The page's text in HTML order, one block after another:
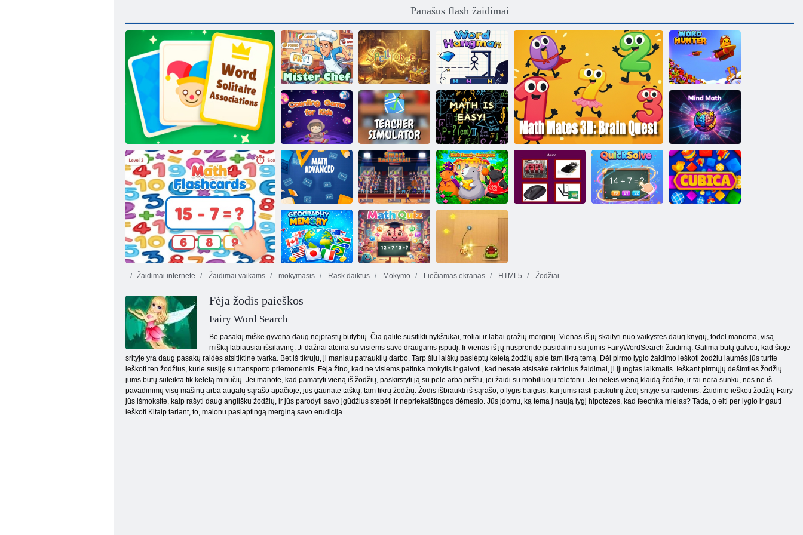
Panašūs flash žaidimai
Žodžių asociacijos Solitaire
Ponas virėjas Spellforge
Žodis
pakaruoklis
Žodžių
medžiotojas
Skaičiavimas
vaikams
Mokytojo
simuliatorius
Matematinės kortelės
Matematika
lengva!
Proto
matematika
Išplėstinė
matematika
Išmanusis
krepšinis
Žiurkės namas –
Nonograma
Geografinė
Žaidimai internete Žaidimai vaikams mokymasis Rask daiktus Mokymo Liečiamas ekranas HTML5 Žodžiai
Fėja žodis paieškos
Fairy Word Search
Be pasakų miške gyvena daug neįprastų būtybių. Čia galite susitikti nykštukai, troliai ir labai gražių merginų. Vienas iš jų skaityti nuo vaikystės daug knygų, todėl manoma, visą
mišką labiausiai išsilavinę. Ji dažnai ateina su visiems savo draugams įspūdį. Ir vienas iš jų nusprendė pasidalinti su jumis FairyWordSearch žaidimą. Galima būtų galvoti, kad šioje
srityje yra daug pasakų raidės atsitiktine tvarka. Bet iš tikrųjų, ji maniau patrauklių darbo. Tarp šių laiškų paslėptų keletą žodžių apie tam tikrą temą. Dėl pirmo lygio žaidimo ieškoti žodžių laumės jūs turite
ieškoti ten žodžius, kurie susiję su transporto priemonėmis. Fėja žino, kad ne visiems patinka mokytis ir galvoti, kad nesate atsisakė raktinius žaidimai, ji įjungtas laikmatis. Ieškant pirmųjų dešimties žodžių
jums būtų suteikta tik keletą minučių. Jei manote, kad pamatyti vieną iš žodžių, paskirstyti ją su pele arba pirštu, jei žaidi su mobiliuoju telefonu. Jei neleis vieną klaidą žodžio, ir tai nėra sunku, nes ne iš
pavadinimų visų mašinų arba augalų sąrašo apačioje, jūs gaunate taškų, tam tikrų žodžių. Žodis išbraukti iš sąrašo, o lygis baigsis, kai jums rasti paskutinį žodį srityje su raidėmis. Žaidime ieškoti žodžių Fairy
jūs išmoksite, kaip rašyti daug angliškų žodžių, ir jūs parodyti savo įgūdžius stebėti ir nepriekaištingos dėmesio. Jūs įdomu, ką tema į naują lygį hipotezes, kad feechka mielas? Tada, o eiti per lygio ir gauti
ieškoti Kitaip tariant, to, malonu paslaptingą merginą savo erudicija.